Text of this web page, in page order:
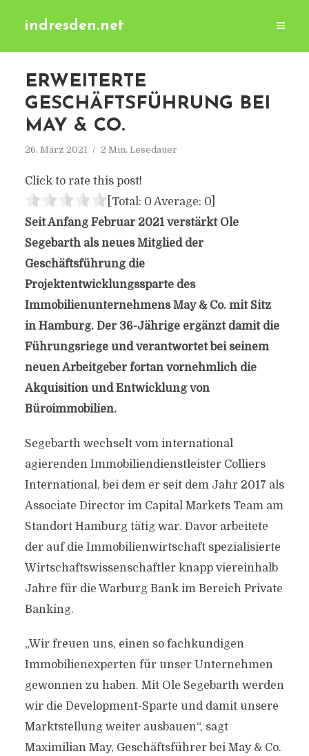
indresden.net
ERWEITERTE
GESCHÄFTSFÜHRUNG BEI
MAY & CO.
26. März 2021 2 Min. Lesedauer
Click to rate this post!
[Total: 0 Average: 0]
Seit Anfang Februar 2021 verstärkt Ole
Segebarth als neues Mitglied der
Geschäftsführung die
Projektentwicklungssparte des
Immobilienunternehmens May & Co. mit Sitz
in Hamburg. Der 36-Jährige ergänzt damit die
Führungsriege und verantwortet bei seinem
neuen Arbeitgeber fortan vornehmlich die
Akquisition und Entwicklung von
Büroimmobilien.
Segebarth wechselt vom international
agierenden Immobiliendienstleister Colliers
International, bei dem er seit dem Jahr 2017 als
Associate Director im Capital Markets Team am
Standort Hamburg tätig war. Davor arbeitete
der auf die Immobilienwirtschaft spezialisierte
Wirtschaftswissenschaftler knapp viereinhalb
Jahre für die Warburg Bank im Bereich Private
Banking.
„Wir freuen uns, einen so fachkundigen
Immobilienexperten für unser Unternehmen
gewonnen zu haben. Mit Ole Segebarth werden
wir die Development-Sparte und damit unsere
Marktstellung weiter ausbauen“, sagt
Maximilian May, Geschäftsführer bei May & Co.